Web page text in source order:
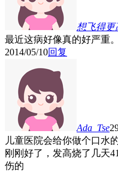
想飞得更
最近这病好像真的好严重。
2014/05/10回复
Ada_Tse
儿童医院会给你做个口水
刚刚好了，发高烧了几天
伤的